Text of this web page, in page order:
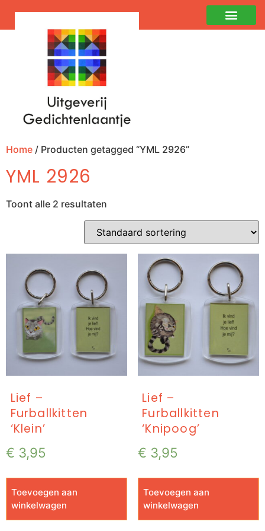
Home / Producten getagged “YML 2926”
YML 2926
Toont alle 2 resultaten
Lief –
Furballkitten
‘Klein’
€ 3,95
Toevoegen aan
winkelwagen
Lief –
Furballkitten
‘Knipoog’
€ 3,95
Toevoegen aan
winkelwagen